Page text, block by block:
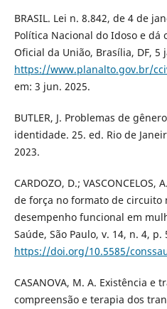
BRASIL. Lei n. 8.842, de 4 de
Política Nacional do Idoso e
Oficial da União, Brasília, DF, 5
https://www.planalto.gov.br/
em: 3 jun. 2025.
BUTLER, J. Problemas de
identidade. 25. ed. Rio de
2023.
CARDOZO, D.;
de força no formato de circuito
desempenho funcional em
Saúde, São Paulo, v. 14, n. 4,
https://doi.org/10.5585/
CASANOVA, M. A. Existência e
compreensão e terapia dos